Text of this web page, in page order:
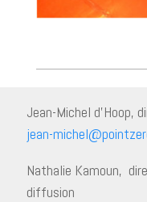
Jean-Michel d’Hoop,
jean-
Nathalie Kamoun,
diffusion